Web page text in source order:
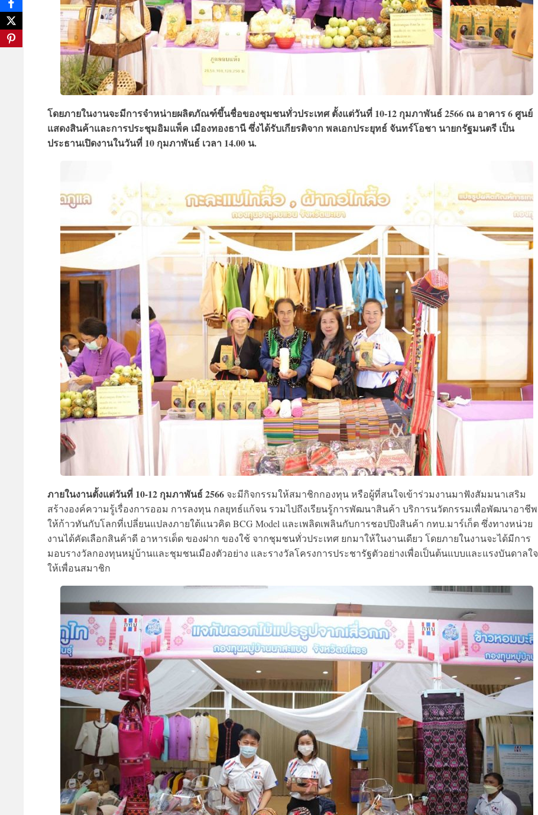
โดยภายในงานจะมีการจำหน่ายผลิตภัณฑ์ขึ้นชื่อของชุมชนทั่วประเทศ ตั้งแต่วันที่ 10-12 กุมภาพันธ์ 2566 ณ อาคาร 6 ศูนย์
แสดงสินค้าและการประชุมอิมแพ็ค เมืองทองธานี ซึ่งได้รับเกียรติจาก พลเอกประยุทธ์ จันทร์โอชา นายกรัฐมนตรี เป็น
ประธานเปิดงานในวันที่ 10 กุมภาพันธ์ เวลา 14.00 น.
ภายในงานตั้งแต่วันที่ 10-12 กุมภาพันธ์ 2566 จะมีกิจกรรมให้สมาชิกกองทุน หรือผู้ที่สนใจเข้าร่วมงานมาฟังสัมมนาเสริม
สร้างองค์ความรู้เรื่องการออม การลงทุน กลยุทธ์แก้จน รวมไปถึงเรียนรู้การพัฒนาสินค้า บริการนวัตกรรมเพื่อพัฒนาอาชีพ
ให้ก้าวทันกับโลกที่เปลี่ยนแปลงภายใต้แนวคิด BCG Model และเพลิดเพลินกับการชอปปิงสินค้า กทบ.มาร์เก็ต ซึ่งทางหน่วย
งานได้คัดเลือกสินค้าดี อาหารเด็ด ของฝาก ของใช้ จากชุมชนทั่วประเทศ ยกมาให้ในงานเดียว โดยภายในงานจะได้มีการ
มอบรางวัลกองทุนหมู่บ้านและชุมชนเมืองตัวอย่าง และรางวัลโครงการประชารัฐตัวอย่างเพื่อเป็นต้นแบบและแรงบันดาลใจ
ให้เพื่อนสมาชิก